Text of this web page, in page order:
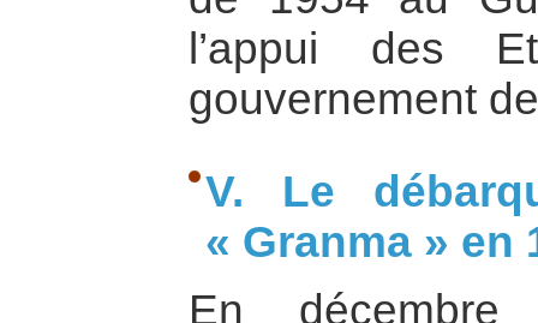
l’appui des
gouvernement
V. Le
« Granma » en
En